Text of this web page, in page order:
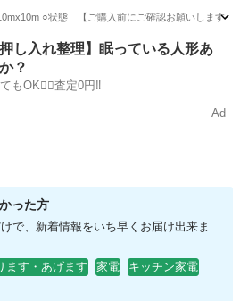
○状態 【ご購入前にご確認お願いします
モリリン
押し入れ整理】眠っている人形あ
？
もOK🙆‍♀️査定0円‼️
Ad
った方
で、新着情報をいち早くお届け出来ま
ます・あげます 家電
キッチン家電